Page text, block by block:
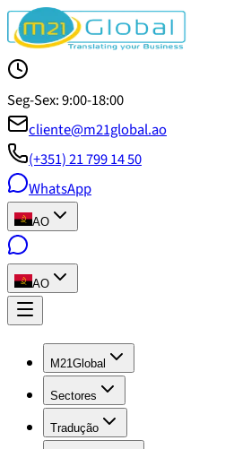
Seg-Sex: 9:00-18:00
cliente@m21global.ao
(+351) 21 799 14 50
WhatsApp
AO
AO
M21Global
Sectores
Tradução